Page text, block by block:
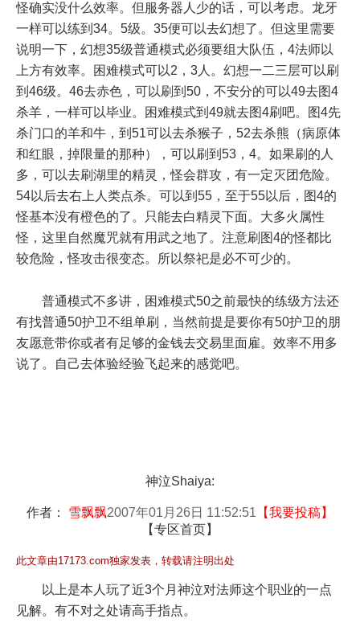
怪确实没什么效率。但服务器人少的话，可以考虑。龙牙
一样可以练到34。5级。35便可以去幻想了。但这里需要
说明一下，幻想35级普通模式必须要组大队伍，4法师以
上方有效率。困难模式可以2，3人。幻想一二三层可以刷
到46级。46去赤色，可以刷到50，不安分的可以49去图4
杀羊，一样可以毕业。困难模式到49就去图4刷吧。图4先
杀门口的羊和牛，到51可以去杀猴子，52去杀熊（病原体
和红眼，掉限量的那种），可以刷到53，4。如果刷的人
多，可以去刷湖里的精灵，怪会群攻，有一定灭团危险。
54以后去右上人类点杀。可以到55，至于55以后，图4的
怪基本没有橙色的了。只能去白精灵下面。大多火属性
怪，这里自然魔咒就有用武之地了。注意刷图4的怪都比
较危险，怪攻击很变态。所以祭祀是必不可少的。
普通模式不多讲，困难模式50之前最快的练级方法还
有找普通50护卫不组单刷，当然前提是要你有50护卫的朋
友愿意带你或者有足够的金钱去交易里面雇。效率不用多
说了。自己去体验经验飞起来的感觉吧。
神泣Shaiya:
作者： 雪飘飘2007年01月26日 11:52:51 【我要投稿】
【专区首页 】
此文章由17173.com独家发表，转载请注明出处
以上是本人玩了近3个月神泣对法师这个职业的一点
见解。有不对之处请高手指点。